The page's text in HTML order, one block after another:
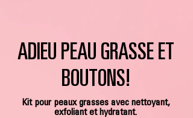
ADIEU PEAU GRASSE ET
BOUTONS!
Kit pour peaux grasses avec nettoyant,
exfoliant et hydratant.